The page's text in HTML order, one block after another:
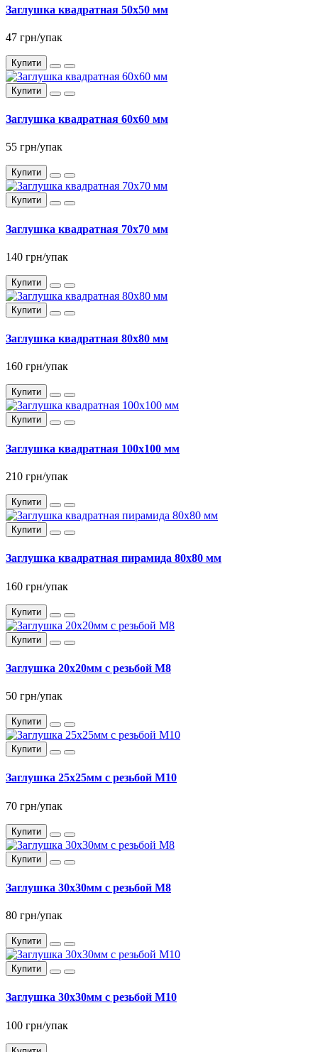
Заглушка квадратная 50x50 мм
47 грн/упак
Купити
Купити
Заглушка квадратная 60x60 мм
55 грн/упак
Купити
Купити
Заглушка квадратная 70x70 мм
140 грн/упак
Купити
Купити
Заглушка квадратная 80x80 мм
160 грн/упак
Купити
Купити
Заглушка квадратная 100x100 мм
210 грн/упак
Купити
Купити
Заглушка квадратная пирамида 80x80 мм
160 грн/упак
Купити
Купити
Заглушка 20x20мм с резьбой М8
50 грн/упак
Купити
Купити
Заглушка 25x25мм с резьбой М10
70 грн/упак
Купити
Купити
Заглушка 30x30мм с резьбой М8
80 грн/упак
Купити
Купити
Заглушка 30x30мм с резьбой М10
100 грн/упак